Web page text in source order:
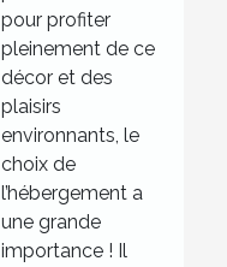
pour profiter
pleinement de ce
décor et des
plaisirs
environnants, le
choix de
l’hébergement a
une grande
importance ! Il